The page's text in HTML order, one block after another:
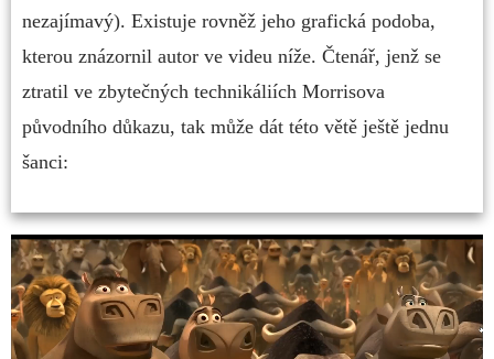
nezajímavý). Existuje rovněž jeho grafická podoba,
kterou znázornil autor ve videu níže. Čtenář, jenž se
ztratil ve zbytečných technikáliích Morrisova
původního důkazu, tak může dát této větě ještě jednu
šanci: